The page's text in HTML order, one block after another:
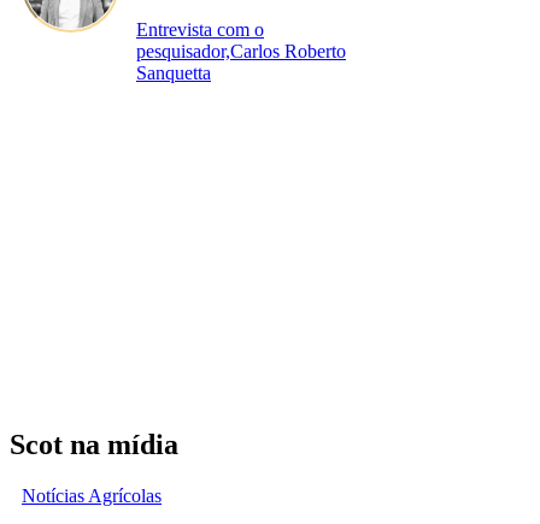
Entrevista com o
pesquisador,Carlos Roberto
Sanquetta
Scot na mídia
Notícias Agrícolas